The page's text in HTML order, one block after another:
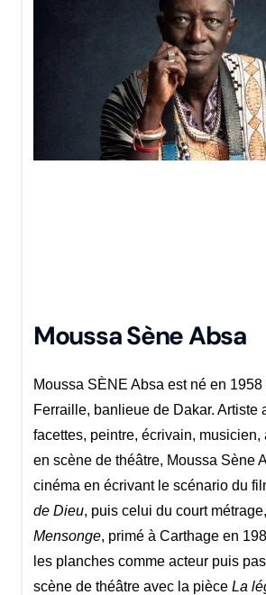
Moussa Sène Absa
Moussa SÈNE Absa est né en 1958
Ferraille, banlieue de Dakar. Artiste
facettes, peintre, écrivain, musicien,
en scène de théâtre, Moussa Sène
cinéma en écrivant le scénario du
de Dieu, puis celui du court métrage,
Mensonge, primé à Carthage en
les planches comme acteur puis
scène de théâtre avec la pièce La